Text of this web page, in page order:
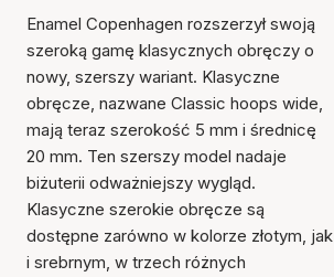
Enamel Copenhagen rozszerzył swoją
szeroką gamę klasycznych obręczy o
nowy, szerszy wariant. Klasyczne
obręcze, nazwane Classic hoops wide,
mają teraz szerokość 5 mm i średnicę
20 mm. Ten szerszy model nadaje
biżuterii odważniejszy wygląd.
Klasyczne szerokie obręcze są
dostępne zarówno w kolorze złotym, jak
i srebrnym, w trzech różnych